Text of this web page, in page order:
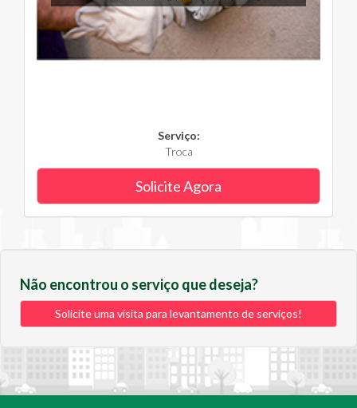
Serviço:
Troca
Solicite Agora
Não encontrou o serviço que deseja?
Solicite uma visita para levantamento de serviços!